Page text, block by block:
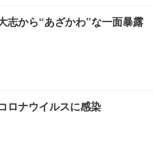
志から“あざかわ”な一面暴露
ロナウイルスに感染